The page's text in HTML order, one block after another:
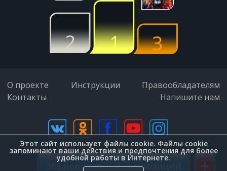
368 популярных композиций
Гудтаймс
Спасибо Артем
Xolidayboy
Александр Айвазов
Плачет девочка в автомате
дизайн (Zenit-Group)
О проекте Инструкции
Правообладателям
Контакты
Напишите нам
Этот сайт использует файлы cookie. Файлы cookie
запоминают ваши действия и предпочтения для более
удобной работы в Интернете.